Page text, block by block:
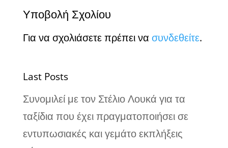
Υποβολή Σχολίου
Για να σχολιάσετε πρέπει να συνδεθείτε.
Last Posts
Συνομιλεί με τον Στέλιο Λουκά για τα
ταξίδια που έχει πραγματοποιήσει σε
εντυπωσιακές και γεμάτο εκπλήξεις